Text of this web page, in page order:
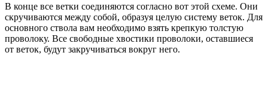
В конце все ветки соединяются согласно вот этой схеме. Они
скручиваются между собой, образуя целую систему веток. Для
основного ствола вам необходимо взять крепкую толстую
проволоку. Все свободные хвостики проволоки, оставшиеся
от веток, будут закручиваться вокруг него.